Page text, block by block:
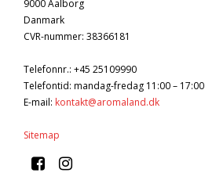
9000 Aalborg
Danmark
CVR-nummer: 38366181
Telefonnr.: +45 25109990
Telefontid: mandag-fredag 11:00 – 17:00
E-mail: kontakt@aromaland.dk
Sitemap